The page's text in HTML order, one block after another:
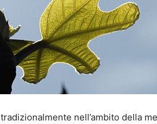
nell’ambito della